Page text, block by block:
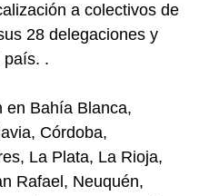
a colectivos de
28 delegaciones y
país. .
en Bahía Blanca,
Córdoba,
La Plata, La Rioja,
Rafael, Neuquén,